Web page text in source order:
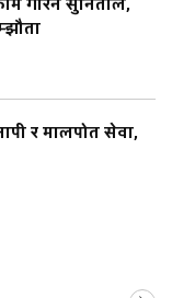
गरिन सुनिताले,
र मालपोत सेवा,